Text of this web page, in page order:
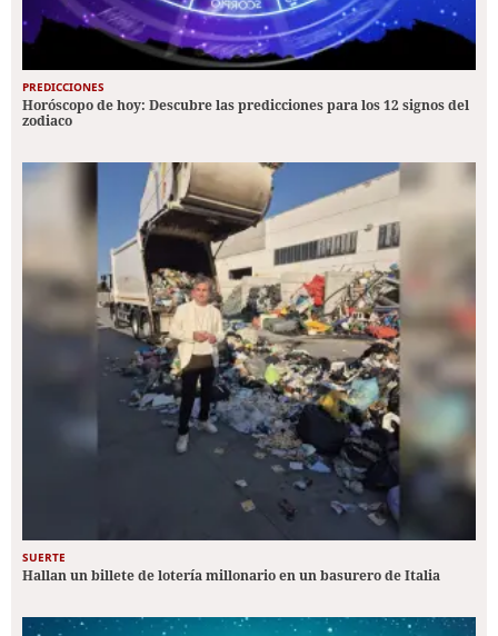
PREDICCIONES
Horóscopo de hoy: Descubre las predicciones para los 12 signos del
zodiaco
SUERTE
Hallan un billete de lotería millonario en un basurero de Italia